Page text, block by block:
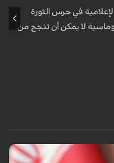
في حرس الثورة
لا يمكن أن تنجح من